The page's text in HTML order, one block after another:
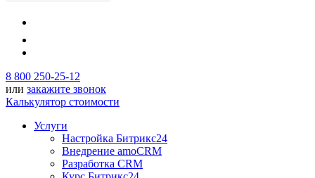
8 800 250-25-12
или закажите звонок
Калькулятор стоимости
Услуги
Настройка Битрикс24
Внедрение amoCRM
Разработка CRM